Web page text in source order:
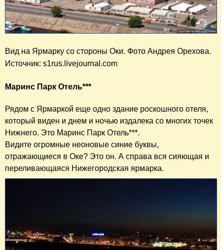
Вид на Ярмарку со стороны Оки. Фото Андрея Орехова.
Источник: s1rus.livejournal.com
Маринс Парк Отель***
Рядом с Ярмаркой еще одно здание роскошного отеля,
который виден и днем и ночью издалека со многих точек
Нижнего. Это Маринс Парк Отель***.
Видите огромные неоновые синие буквы,
отражающиеся в Оке? Это он. А справа вся сияющая и
переливающаяся Нижегородская ярмарка.